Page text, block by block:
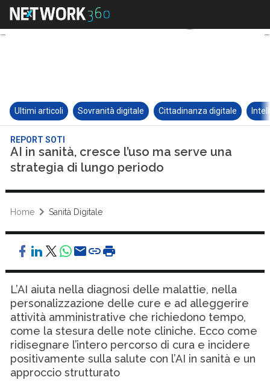
Ultimi articoli Sovranità digitale Cittadinanza digitale
REPORT SOTI
AI in sanità, cresce l’uso ma serve una
strategia di lungo periodo
Home Sanità Digitale
L’AI aiuta nella diagnosi delle malattie, nella
personalizzazione delle cure e ad alleggerire
attività amministrative che richiedono tempo,
come la stesura delle note cliniche. Ecco come
ridisegnare l’intero percorso di cura e incidere
positivamente sulla salute con l’AI in sanità e un
approccio strutturato